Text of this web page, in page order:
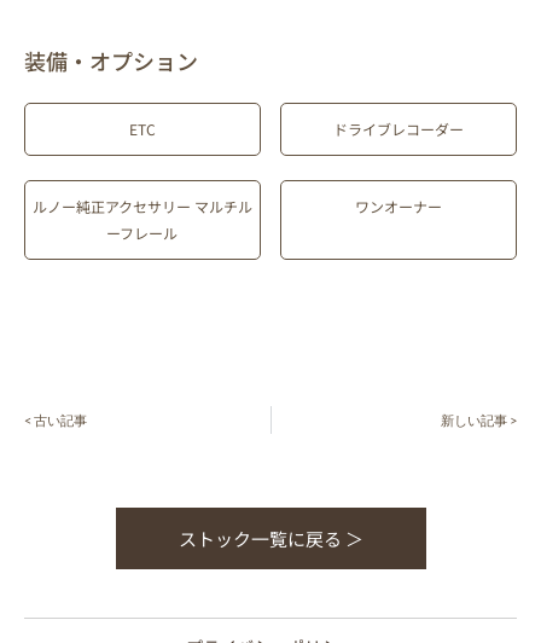
装備・オプション
ETC ドライブレコーダー
ルノー純正アクセサリー マルチル
ーフレール
ワンオーナー
< 古い記事 新しい記事 >
ストック一覧に戻る ＞